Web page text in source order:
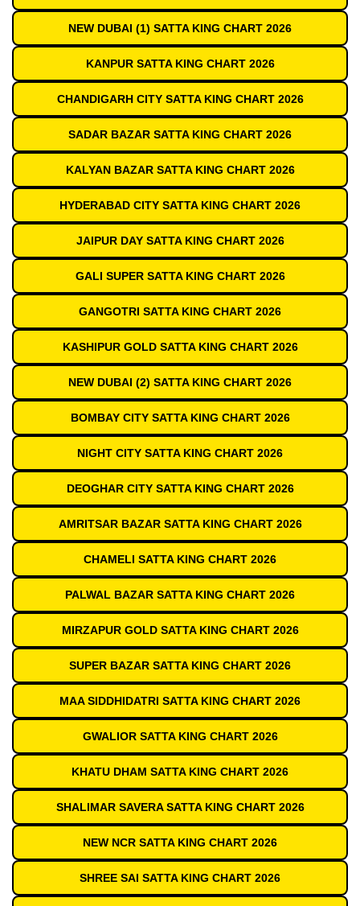
NEW DUBAI (1) SATTA KING CHART 2026
KANPUR SATTA KING CHART 2026
CHANDIGARH CITY SATTA KING CHART 2026
SADAR BAZAR SATTA KING CHART 2026
KALYAN BAZAR SATTA KING CHART 2026
HYDERABAD CITY SATTA KING CHART 2026
JAIPUR DAY SATTA KING CHART 2026
GALI SUPER SATTA KING CHART 2026
GANGOTRI SATTA KING CHART 2026
KASHIPUR GOLD SATTA KING CHART 2026
NEW DUBAI (2) SATTA KING CHART 2026
BOMBAY CITY SATTA KING CHART 2026
NIGHT CITY SATTA KING CHART 2026
DEOGHAR CITY SATTA KING CHART 2026
AMRITSAR BAZAR SATTA KING CHART 2026
CHAMELI SATTA KING CHART 2026
PALWAL BAZAR SATTA KING CHART 2026
MIRZAPUR GOLD SATTA KING CHART 2026
SUPER BAZAR SATTA KING CHART 2026
MAA SIDDHIDATRI SATTA KING CHART 2026
GWALIOR SATTA KING CHART 2026
KHATU DHAM SATTA KING CHART 2026
SHALIMAR SAVERA SATTA KING CHART 2026
NEW NCR SATTA KING CHART 2026
SHREE SAI SATTA KING CHART 2026